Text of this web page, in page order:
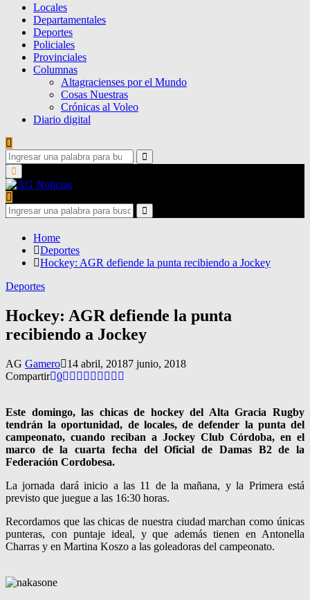
Locales
Departamentales
Deportes
Policiales
Provinciales
Columnas
Altagracienses por el Mundo
Cosas Nuestras
Crónicas al Voleo
Diario digital
Search
for:
Search
Primary
Menu
Search
for:
Search
Home
Deportes
Hockey: AGR defiende la punta recibiendo a Jockey
Deportes
Hockey: AGR defiende la punta
recibiendo a Jockey
AG Gamero 14 abril, 20187 junio, 2018
Compartir 0
Este domingo, las chicas de hockey del Alta Gracia Rugby
tendrán la oportunidad, de locales, de defender la punta del
campeonato, cuando reciban a Jockey Club Córdoba, en el
marco de la cuarta fecha del Oficial de Damas B2 de la
Federación Cordobesa.
La jornada dará inicio a las 11 de la mañana, y la Primera está
previsto que juegue a las 16:30 horas.
Recordamos que las chicas de nuestra ciudad marchan como únicas
punteras, con puntaje ideal, y que además tienen en Antonella
Charras y en Martina Koszo a las goleadoras del campeonato.